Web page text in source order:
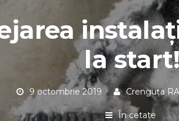
la
9 octombrie 2019 Crenguța
În cetate